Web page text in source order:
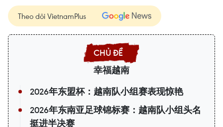
Theo dõi VietnamPlus
幸福越南
2026年东盟杯：越南队小组赛表现惊艳
2026年东南亚足球锦标赛：越南队小组头名
挺进半决赛